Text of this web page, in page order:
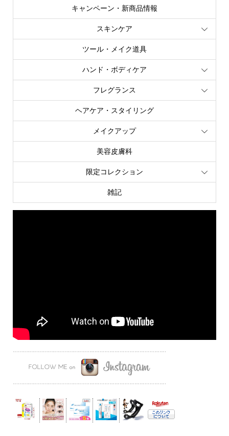
キャンペーン・新商品情報
スキンケア
ツール・メイク道具
ハンド・ボディケア
フレグランス
ヘアケア・スタイリング
メイクアップ
美容皮膚科
限定コレクション
雑記